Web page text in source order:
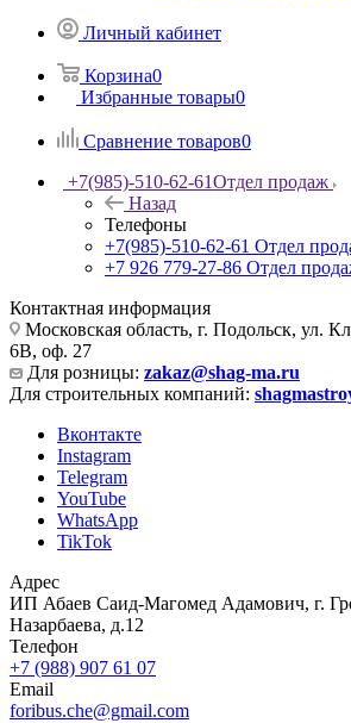
Личный кабинет
Корзина0
Избранные товары0
Сравнение товаров0
+7(985)-510-62-61Отдел продаж
Назад
Телефоны
+7(985)-510-62-61 Отдел
‪+7 926 779-27-86‬ Отдел
Контактная информация
Московская область, г. Подольск, ул.
6В, оф. 27
Для розницы: zakaz@shag-ma.ru
Для строительных компаний:
Вконтакте
Instagram
Telegram
YouTube
WhatsApp
TikTok
Адрес
ИП Абаев Саид-Магомед Адамович, г.
Назарбаева, д.12
Телефон
+7 (988) 907 61 07
Email
foribus.che@gmail.com